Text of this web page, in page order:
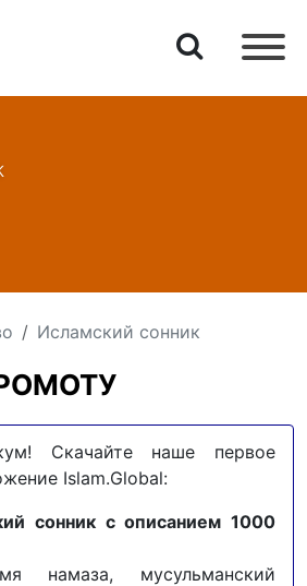
Исламский сонник
Скачайте наше первое
Islam.Global:
сонник с описанием 1000
намаза, мусульманский